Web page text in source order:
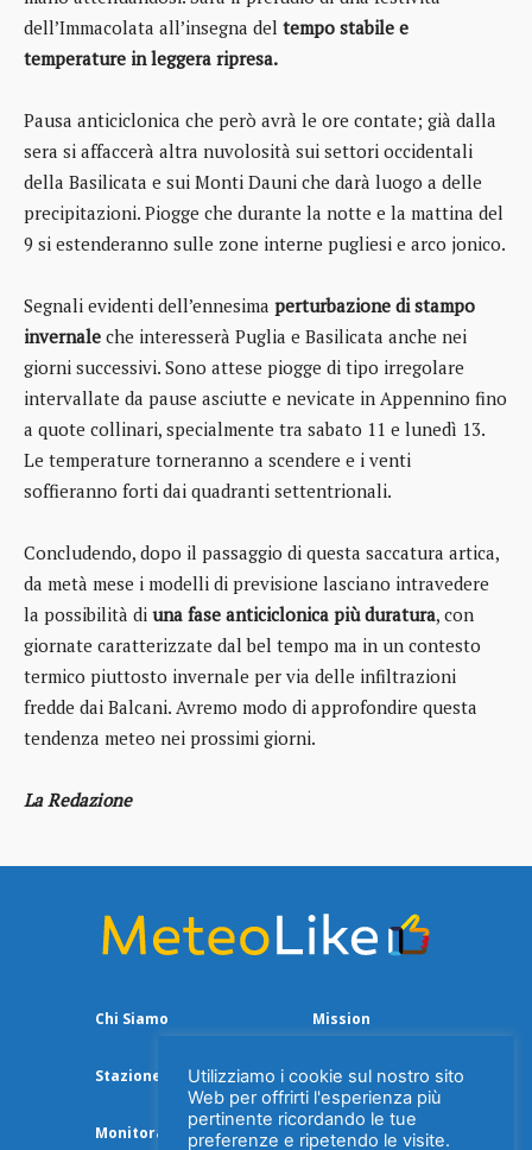
dell’Immacolata all’insegna del tempo stabile e
temperature in leggera ripresa.
Pausa anticiclonica che però avrà le ore contate; già dalla
sera si affaccerà altra nuvolosità sui settori occidentali
della Basilicata e sui Monti Dauni che darà luogo a delle
precipitazioni. Piogge che durante la notte e la mattina del
9 si estenderanno sulle zone interne pugliesi e arco jonico.
Segnali evidenti dell’ennesima perturbazione di stampo
invernale che interesserà Puglia e Basilicata anche nei
giorni successivi. Sono attese piogge di tipo irregolare
intervallate da pause asciutte e nevicate in Appennino fino
a quote collinari, specialmente tra sabato 11 e lunedì 13.
Le temperature torneranno a scendere e i venti
soffieranno forti dai quadranti settentrionali.
Concludendo, dopo il passaggio di questa saccatura artica,
da metà mese i modelli di previsione lasciano intravedere
la possibilità di una fase anticiclonica più duratura, con
giornate caratterizzate dal bel tempo ma in un contesto
termico piuttosto invernale per via delle infiltrazioni
fredde dai Balcani. Avremo modo di approfondire questa
tendenza meteo nei prossimi giorni.
La Redazione
Chi Siamo Mission
Stazione Meteo
Monitoraggio Aria
Utilizziamo i cookie sul nostro sito
Web per offrirti l'esperienza più
pertinente ricordando le tue
preferenze e ripetendo le visite.